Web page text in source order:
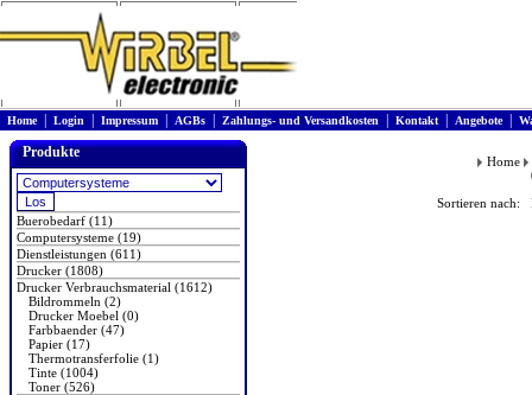
Home| Login Impressum AGBs Zahlungs- und Versandkosten Kontakt| Angebote|
Produkte
Buerobedarf (11)
Computersysteme (19)
Dienstleistungen (611)
Drucker (1808)
Drucker Verbrauchsmaterial (1612)
Bildrommeln (2)
Drucker Moebel (0)
Farbbaender (47)
Papier (17)
Thermotransferfolie (1)
Tinte (1004)
Toner (526)
Home
Sortieren nach: